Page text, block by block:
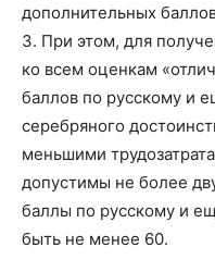
дополнительных
3. При этом, для
ко всем оценкам
баллов по русскому и
серебряного
меньшими
допустимы не более
баллы по русскому и
быть не менее 60.